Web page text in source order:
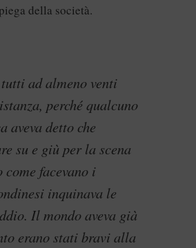
della società.
ad almeno venti
perché qualcuno
aveva detto che
su e giù per la scena
facevano i
inquinava le
Il mondo aveva già
erano stati bravi alla